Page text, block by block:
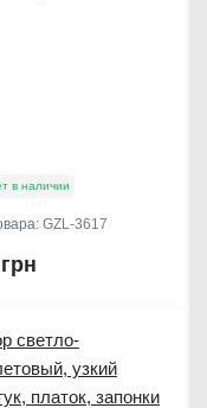
в наличии
GZL-3617
светло-
узкий
платок, запонки